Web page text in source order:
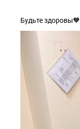
Будьте здоровы🧡